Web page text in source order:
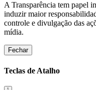
A Transparência tem papel
induzir maior
controle e divulgação das
mídia.
Fechar
Teclas de Atalho